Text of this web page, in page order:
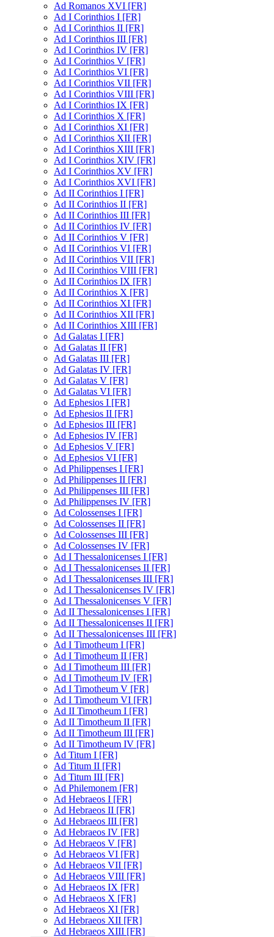
Ad Romanos XVI [FR]
Ad I Corinthios I [FR]
Ad I Corinthios II [FR]
Ad I Corinthios III [FR]
Ad I Corinthios IV [FR]
Ad I Corinthios V [FR]
Ad I Corinthios VI [FR]
Ad I Corinthios VII [FR]
Ad I Corinthios VIII [FR]
Ad I Corinthios IX [FR]
Ad I Corinthios X [FR]
Ad I Corinthios XI [FR]
Ad I Corinthios XII [FR]
Ad I Corinthios XIII [FR]
Ad I Corinthios XIV [FR]
Ad I Corinthios XV [FR]
Ad I Corinthios XVI [FR]
Ad II Corinthios I [FR]
Ad II Corinthios II [FR]
Ad II Corinthios III [FR]
Ad II Corinthios IV [FR]
Ad II Corinthios V [FR]
Ad II Corinthios VI [FR]
Ad II Corinthios VII [FR]
Ad II Corinthios VIII [FR]
Ad II Corinthios IX [FR]
Ad II Corinthios X [FR]
Ad II Corinthios XI [FR]
Ad II Corinthios XII [FR]
Ad II Corinthios XIII [FR]
Ad Galatas I [FR]
Ad Galatas II [FR]
Ad Galatas III [FR]
Ad Galatas IV [FR]
Ad Galatas V [FR]
Ad Galatas VI [FR]
Ad Ephesios I [FR]
Ad Ephesios II [FR]
Ad Ephesios III [FR]
Ad Ephesios IV [FR]
Ad Ephesios V [FR]
Ad Ephesios VI [FR]
Ad Philippenses I [FR]
Ad Philippenses II [FR]
Ad Philippenses III [FR]
Ad Philippenses IV [FR]
Ad Colossenses I [FR]
Ad Colossenses II [FR]
Ad Colossenses III [FR]
Ad Colossenses IV [FR]
Ad I Thessalonicenses I [FR]
Ad I Thessalonicenses II [FR]
Ad I Thessalonicenses III [FR]
Ad I Thessalonicenses IV [FR]
Ad I Thessalonicenses V [FR]
Ad II Thessalonicenses I [FR]
Ad II Thessalonicenses II [FR]
Ad II Thessalonicenses III [FR]
Ad I Timotheum I [FR]
Ad I Timotheum II [FR]
Ad I Timotheum III [FR]
Ad I Timotheum IV [FR]
Ad I Timotheum V [FR]
Ad I Timotheum VI [FR]
Ad II Timotheum I [FR]
Ad II Timotheum II [FR]
Ad II Timotheum III [FR]
Ad II Timotheum IV [FR]
Ad Titum I [FR]
Ad Titum II [FR]
Ad Titum III [FR]
Ad Philemonem [FR]
Ad Hebraeos I [FR]
Ad Hebraeos II [FR]
Ad Hebraeos III [FR]
Ad Hebraeos IV [FR]
Ad Hebraeos V [FR]
Ad Hebraeos VI [FR]
Ad Hebraeos VII [FR]
Ad Hebraeos VIII [FR]
Ad Hebraeos IX [FR]
Ad Hebraeos X [FR]
Ad Hebraeos XI [FR]
Ad Hebraeos XII [FR]
Ad Hebraeos XIII [FR]